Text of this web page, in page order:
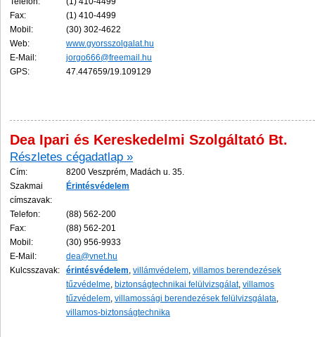
Fax:
(1) 410-4499
Mobil:
(30) 302-4622
Web:
www.gyorsszolgalat.hu
E-Mail:
jorgo666@freemail.hu
GPS:
47.447659/19.109129
Dea Ipari és Kereskedelmi Szolgáltató Bt.
Részletes cégadatlap »
Cím:
8200 Veszprém, Madách u. 35.
Szakmai
címszavak:
Érintésvédelem
Telefon:
(88) 562-200
Fax:
(88) 562-201
Mobil:
(30) 956-9933
E-Mail:
dea@vnet.hu
Kulcsszavak:
érintésvédelem, villámvédelem, villamos berendezések
tűzvédelme, biztonságtechnikai felülvizsgálat, villamos
tűzvédelem, villamossági berendezések felülvizsgálata,
villamos-biztonságtechnika